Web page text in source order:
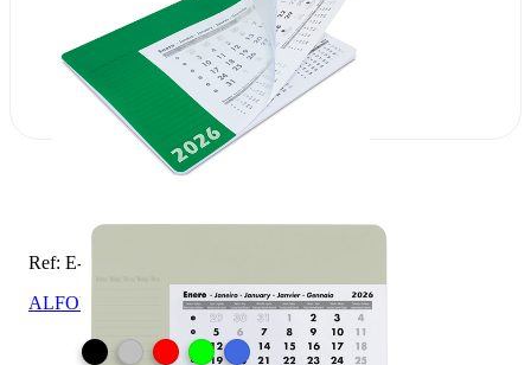
Ref: E-004-PT
ALFOMBRILLA CALENDARIO